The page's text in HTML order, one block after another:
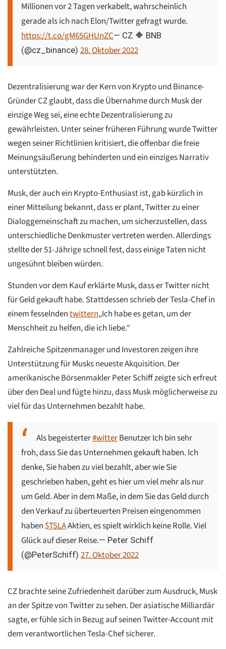
Millionen vor 2 Tagen verkabelt, wahrscheinlich
gerade als ich nach Elon/Twitter gefragt wurde.
https://t.co/gM65GHUnZC— CZ 🔶 BNB
(@cz_binance) 28. Oktober 2022
Dezentralisierung war der Kern von Krypto und Binance-
Gründer CZ glaubt, dass die Übernahme durch Musk der
einzige Weg sei, eine echte Dezentralisierung zu
gewährleisten. Unter seiner früheren Führung wurde Twitter
wegen seiner Richtlinien kritisiert, die offenbar die freie
Meinungsäußerung behinderten und ein einziges Narrativ
unterstützten.
Musk, der auch ein Krypto-Enthusiast ist, gab kürzlich in
einer Mitteilung bekannt, dass er plant, Twitter zu einer
Dialoggemeinschaft zu machen, um sicherzustellen, dass
unterschiedliche Denkmuster vertreten werden. Allerdings
stellte der 51-Jährige schnell fest, dass einige Taten nicht
ungesühnt bleiben würden.
Stunden vor dem Kauf erklärte Musk, dass er Twitter nicht
für Geld gekauft habe. Stattdessen schrieb der Tesla-Chef in
einem fesselndentwittern„Ich habe es getan, um der
Menschheit zu helfen, die ich liebe.“
Zahlreiche Spitzenmanager und Investoren zeigen ihre
Unterstützung für Musks neueste Akquisition. Der
amerikanische Börsenmakler Peter Schiff zeigte sich erfreut
über den Deal und fügte hinzu, dass Musk möglicherweise zu
viel für das Unternehmen bezahlt habe.
Als begeisterter#witterBenutzer Ich bin sehr
froh, dass Sie das Unternehmen gekauft haben. Ich
denke, Sie haben zu viel bezahlt, aber wie Sie
geschrieben haben, geht es hier um viel mehr als nur
um Geld. Aber in dem Maße, in dem Sie das Geld durch
den Verkauf zu überteuerten Preisen eingenommen
haben$TSLAAktien, es spielt wirklich keine Rolle. Viel
Glück auf dieser Reise.— Peter Schiff
(@PeterSchiff) 27. Oktober 2022
CZ brachte seine Zufriedenheit darüber zum Ausdruck, Musk
an der Spitze von Twitter zu sehen. Der asiatische Milliardär
sagte, er fühle sich in Bezug auf seinen Twitter-Account mit
dem verantwortlichen Tesla-Chef sicherer.